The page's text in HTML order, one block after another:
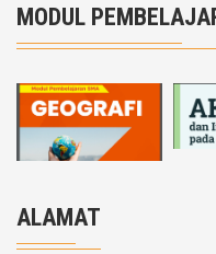
MODUL
ALAMAT